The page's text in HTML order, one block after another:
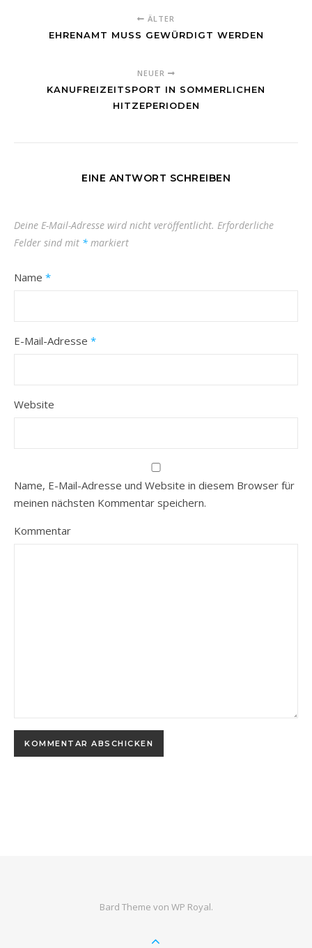
ÄLTER
EHRENAMT MUSS GEWÜRDIGT WERDEN
NEUER
KANUFREIZEITSPORT IN SOMMERLICHEN
HITZEPERIODEN
EINE ANTWORT SCHREIBEN
Deine E-Mail-Adresse wird nicht veröffentlicht. Erforderliche
Felder sind mit * markiert
Name *
E-Mail-Adresse *
Website
Name, E-Mail-Adresse und Website in diesem Browser für
meinen nächsten Kommentar speichern.
Kommentar
Bard Theme von WP Royal.